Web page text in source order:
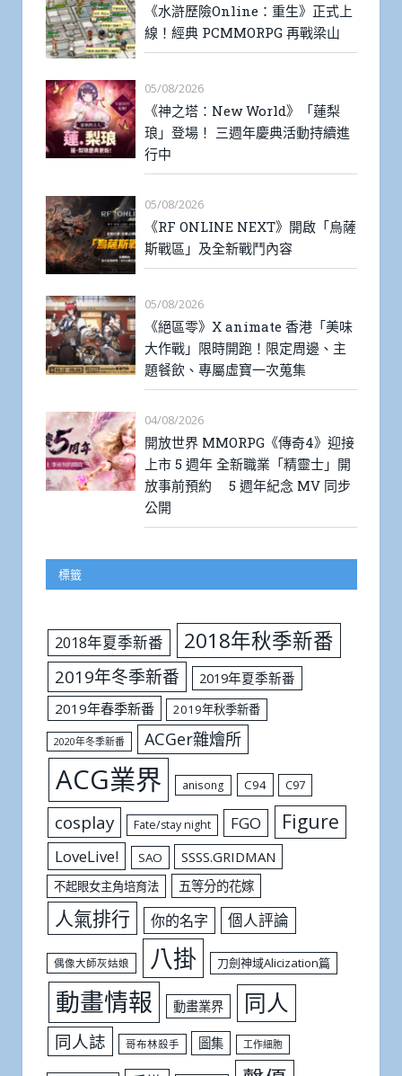
《水滸歷險Online：重生》正式上
線！經典 PCMMORPG 再戰梁山
05/08/2026
《神之塔：New World》「蓮梨
琅」登場！ 三週年慶典活動持續進
行中
05/08/2026
《RF ONLINE NEXT》開啟「烏薩
斯戰區」及全新戰鬥內容
05/08/2026
《絕區零》X animate 香港「美味
大作戰」限時開跑！限定周邊、主
題餐飲、專屬虛寶一次蒐集
04/08/2026
開放世界 MMORPG《傳奇4》迎接
上市 5 週年 全新職業「精靈士」開
放事前預約 5 週年紀念 MV 同步
公開
標籤
2018年夏季新番 2018年秋季新番
2019年冬季新番
2019年夏季新番
2019年春季新番
2019年秋季新番
2020年冬季新番 ACGer雜燴所
ACG業界 anisong C94 C97
cosplay Fate/stay night FGO Figure
LoveLive! SAO SSSS.GRIDMAN
不起眼女主角培育法 五等分的花嫁
人氣排行 你的名字 個人評論
偶像大師灰姑娘 八掛 刀劍神域Alicization篇
動畫情報 動畫業界 同人
同人誌 哥布林殺手 圖集 工作細胞